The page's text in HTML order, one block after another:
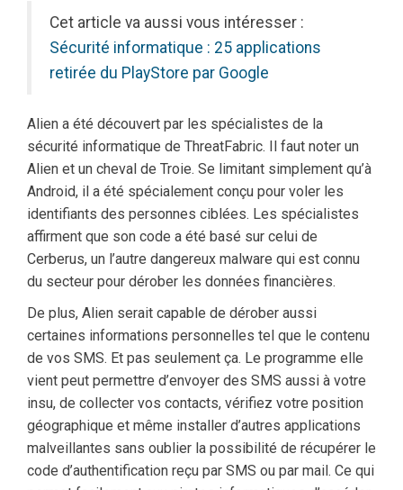
Cet article va aussi vous intéresser :
Sécurité informatique : 25 applications
retirée du PlayStore par Google
Alien a été découvert par les spécialistes de la
sécurité informatique de ThreatFabric. Il faut noter un
Alien et un cheval de Troie. Se limitant simplement qu’à
Android, il a été spécialement conçu pour voler les
identifiants des personnes ciblées. Les spécialistes
affirment que son code a été basé sur celui de
Cerberus, un l’autre dangereux malware qui est connu
du secteur pour dérober les données financières.
De plus, Alien serait capable de dérober aussi
certaines informations personnelles tel que le contenu
de vos SMS. Et pas seulement ça. Le programme elle
vient peut permettre d’envoyer des SMS aussi à votre
insu, de collecter vos contacts, vérifiez votre position
géographique et même installer d’autres applications
malveillantes sans oublier la possibilité de récupérer le
code d’authentification reçu par SMS ou par mail. Ce qui